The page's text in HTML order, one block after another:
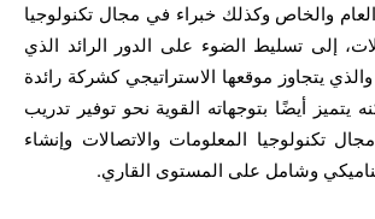
والخاص وكذلك خبراء في مجال تكنولوجيا
إلى تسليط الضوء على الدور الرائد الذي
يتجاوز موقعها الاستراتيجي كشركة رائدة
يتميز أيضًا بتوجهاته القوية نحو توفير تدريب
تكنولوجيا المعلومات والاتصالات وإنشاء
وشامل على المستوى القاري.